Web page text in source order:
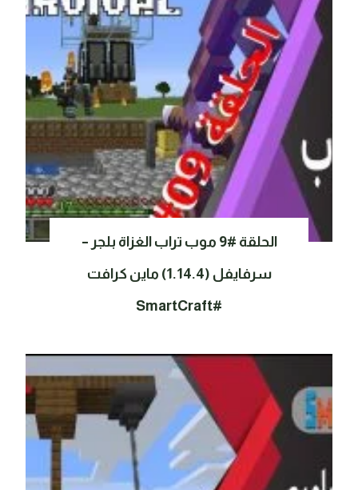
الحلقة #9 موب تراب الغزاة بلجر –
سرفايفل (1.14.4) ماين كرافت
#SmartCraft